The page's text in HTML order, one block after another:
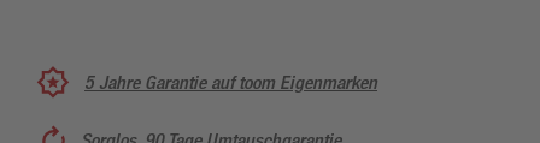
5 Jahre Garantie auf toom Eigenmarken